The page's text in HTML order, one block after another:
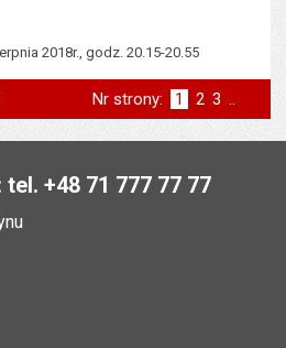
2018r., godz. 20.15-20.55
na stronie
Nr strony: Strona
1 Strona
2 Strona
3 ..
+48 71 777 77 77